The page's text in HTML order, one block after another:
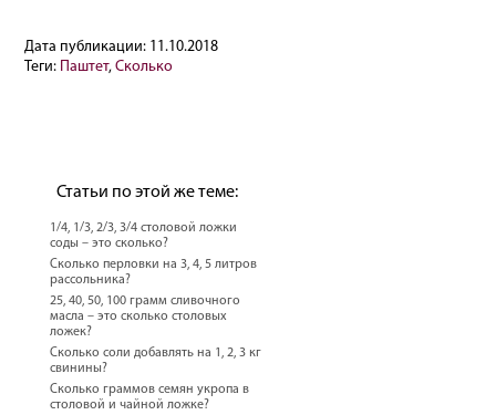
Дата публикации: 11.10.2018
Теги: Паштет,Сколько
Статьи по этой же теме:
1/4, 1/3, 2/3, 3/4 столовой ложки
соды – это сколько?
Сколько перловки на 3, 4, 5 литров
рассольника?
25, 40, 50, 100 грамм сливочного
масла – это сколько столовых
ложек?
Сколько соли добавлять на 1, 2, 3 кг
свинины?
Сколько граммов семян укропа в
столовой и чайной ложке?